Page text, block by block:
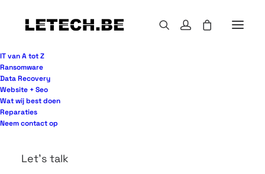
IT van A tot Z
Ransomware
Data Recovery
Website + Seo
Wat wij best doen
Reparaties
Neem contact op
Let's talk
Support Portal